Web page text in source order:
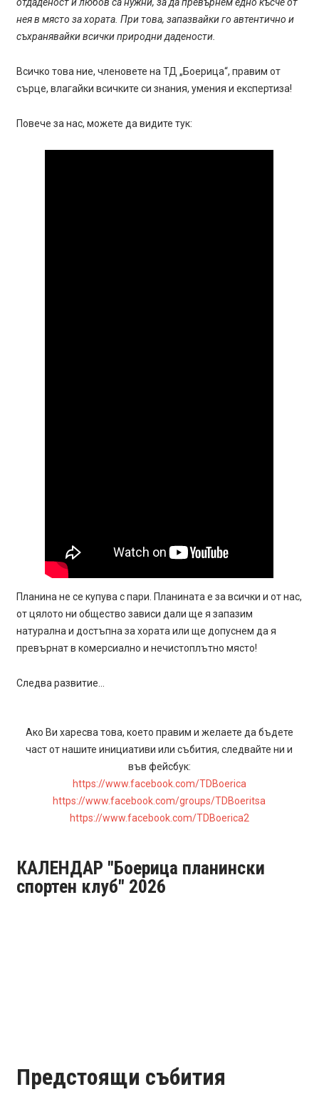
нея в място за хората. При това, запазвайки го автентично и
съхранявайки всички природни дадености.
Всичко това ние, членовете на ТД „Боерица“, правим от
сърце, влагайки всичките си знания, умения и експертиза!
Повече за нас, можете да видите тук:
Планина не се купува с пари. Планината е за всички и от нас,
от цялото ни общество зависи дали ще я запазим
натурална и достъпна за хората или ще допуснем да я
превърнат в комерсиално и нечистоплътно място!
Следва развитие…
Ако Ви харесва това, което правим и желаете да бъдете
част от нашите инициативи или събития, следвайте ни и
във фейсбук:
https://www.facebook.com/TDBoerica
https://www.facebook.com/groups/TDBoeritsa
https://www.facebook.com/TDBoerica2
КАЛЕНДАР "Боерица планински
спортен клуб" 2026
Предстоящи събития